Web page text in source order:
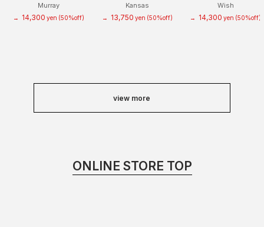
Murray
→ 14,300 yen (50%off)
Kansas
→ 13,750 yen (50%off)
Wish
→ 14,300 yen (50%off)
view more
ONLINE STORE TOP